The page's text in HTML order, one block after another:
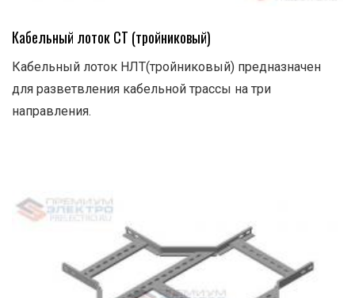
Кабельный лоток СТ (тройниковый)
Кабельный лоток НЛТ(тройниковый) предназначен
для разветвления кабельной трассы на три
направления.